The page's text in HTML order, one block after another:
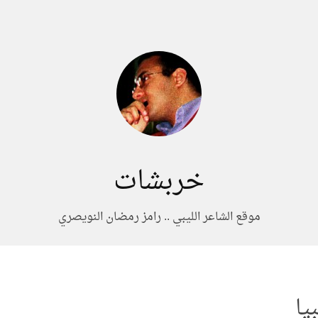
خربشات
موقع الشاعر الليبي .. رامز رمضان النويصري